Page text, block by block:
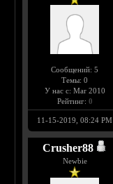
Сообщений: 5
Темы: 0
У нас с: Mar 2010
Рейтинг: 0
11-15-2019, 08:24 PM
Crusher88
Newbie